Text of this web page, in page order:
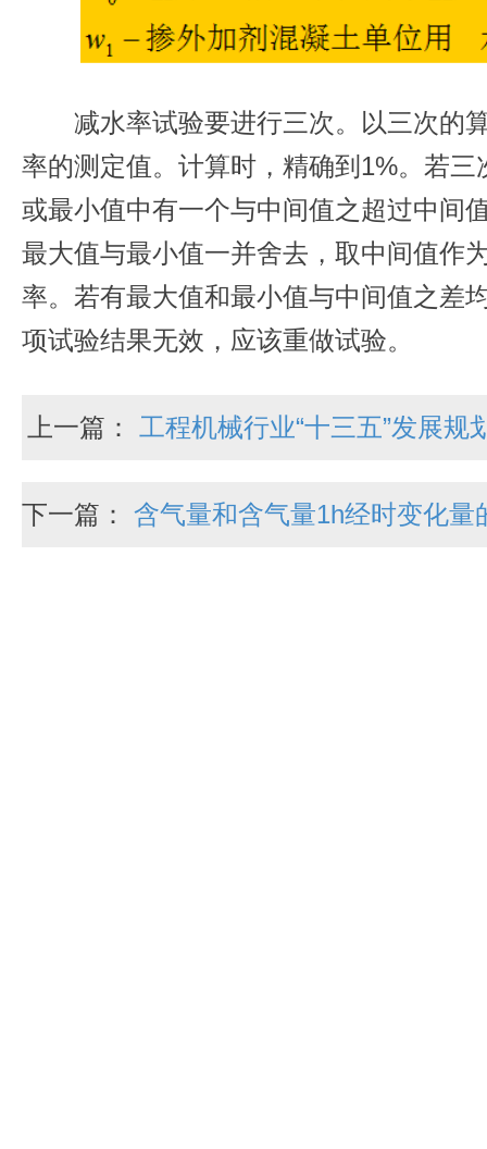
减水率试验要进行三次。以三次的
率的测定值。计算时，精确到1%。若三
或最小值中有一个与中间值之超过中间
最大值与最小值一并舍去，取中间值作
率。若有最大值和最小值与中间值之差
项试验结果无效，应该重做试验。
上一篇： 工程机械行业“十三五”发展规
下一篇： 含气量和含气量1h经时变化量